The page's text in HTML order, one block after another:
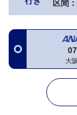
区間：
大